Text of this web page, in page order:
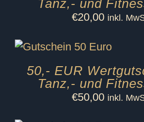
Tanz,- und
€20,00 inkl.
50,- EUR
Tanz,- und
€50,00 inkl.